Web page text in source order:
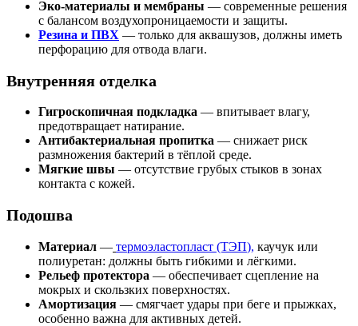
Эко-материалы и мембраны — современные решения
с балансом воздухопроницаемости и защиты.
Резина и ПВХ — только для аквашузов, должны иметь
перфорацию для отвода влаги.
Внутренняя отделка
Гигроскопичная подкладка — впитывает влагу,
предотвращает натирание.
Антибактериальная пропитка — снижает риск
размножения бактерий в тёплой среде.
Мягкие швы — отсутствие грубых стыков в зонах
контакта с кожей.
Подошва
Материал — термоэластопласт (ТЭП), каучук или
полиуретан: должны быть гибкими и лёгкими.
Рельеф протектора — обеспечивает сцепление на
мокрых и скользких поверхностях.
Амортизация — смягчает удары при беге и прыжках,
особенно важна для активных детей.